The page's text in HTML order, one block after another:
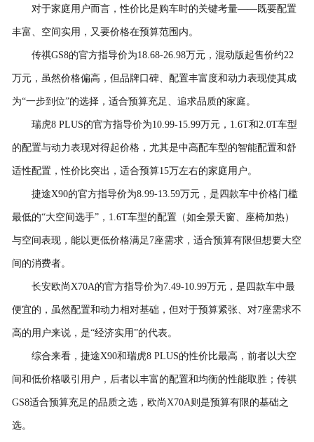
对于家庭用户而言，性价比是购车时的关键考量——既要配置
丰富、空间实用，又要价格在预算范围内。
传祺GS8的官方指导价为18.68-26.98万元，混动版起售价约22
万元，虽然价格偏高，但品牌口碑、配置丰富度和动力表现使其成
为“一步到位”的选择，适合预算充足、追求品质的家庭。
瑞虎8 PLUS的官方指导价为10.99-15.99万元，1.6T和2.0T车型
的配置与动力表现对得起价格，尤其是中高配车型的智能配置和舒
适性配置，性价比突出，适合预算15万左右的家庭用户。
捷途X90的官方指导价为8.99-13.59万元，是四款车中价格门槛
最低的“大空间选手”，1.6T车型的配置（如全景天窗、座椅加热）
与空间表现，能以更低价格满足7座需求，适合预算有限但想要大空
间的消费者。
长安欧尚X70A的官方指导价为7.49-10.99万元，是四款车中最
便宜的，虽然配置和动力相对基础，但对于预算紧张、对7座需求不
高的用户来说，是“经济实用”的代表。
综合来看，捷途X90和瑞虎8 PLUS的性价比最高，前者以大空
间和低价格吸引用户，后者以丰富的配置和均衡的性能取胜；传祺
GS8适合预算充足的品质之选，欧尚X70A则是预算有限的基础之
选。